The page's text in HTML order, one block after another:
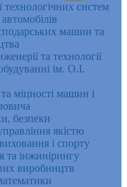
технологічних систем
машин та
та технології
ім. О.І.
міцності машин і
безпеки
якістю
і спорту
та інжинірингу
виробництв